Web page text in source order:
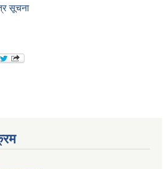
सूचना